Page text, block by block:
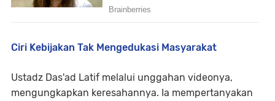
Ciri Kebijakan Tak Mengedukasi Masyarakat
Ustadz Das'ad Latif melalui unggahan videonya,
mengungkapkan keresahannya. Ia mempertanyakan